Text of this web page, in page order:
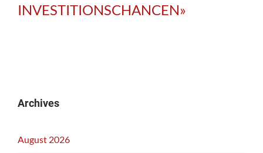
INVESTITIONSCHANCEN»
Archives
August 2026